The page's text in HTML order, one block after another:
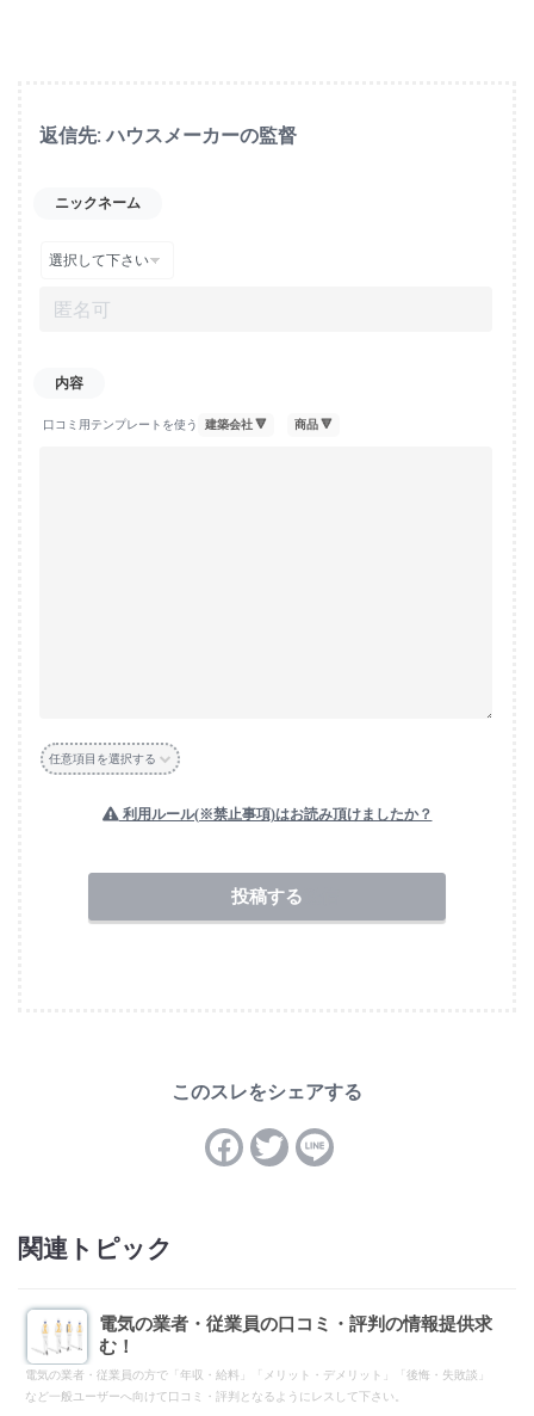
返信先: ハウスメーカーの監督
ニックネーム
口コミ用テンプレートを使う
任意項目を選択する
利用ルール(※禁止事項)はお読み頂けましたか？
関連トピック
電気の業者・従業員の口コミ・評判の情報提供求
む！
電気の業者・従業員の方で「年収・給料」「メリット・デメリット」「後悔・失敗談」
など一般ユーザーへ向けて口コミ・評判となるようにレスして下さい。